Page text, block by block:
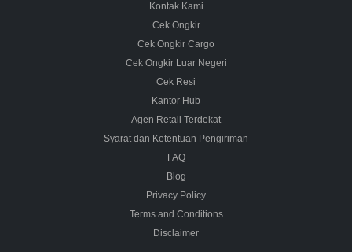
Kontak Kami
Cek Ongkir
Cek Ongkir Cargo
Cek Ongkir Luar Negeri
Cek Resi
Kantor Hub
Agen Retail Terdekat
Syarat dan Ketentuan Pengiriman
FAQ
Blog
Privacy Policy
Terms and Conditions
Disclaimer